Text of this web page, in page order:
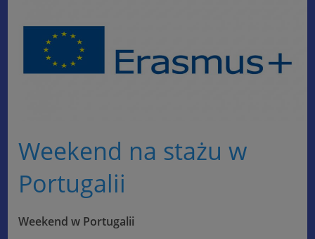
Weekend na stażu w
Portugalii
Weekend w Portugalii